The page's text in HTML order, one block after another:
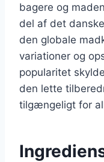
bagere og
del af det
den globale
variationer og
popularitet
den lette
tilgængeligt for